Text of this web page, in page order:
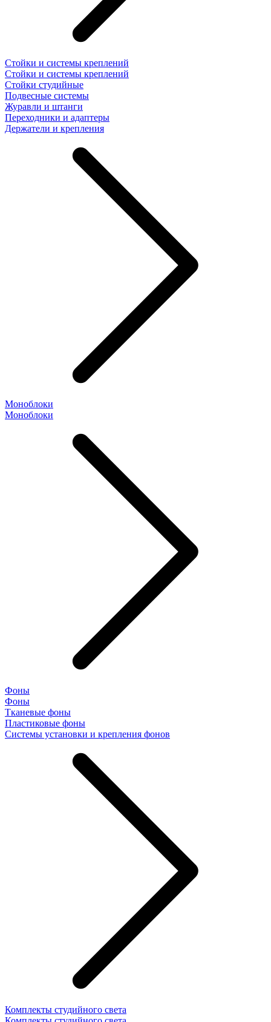
Стойки и системы креплений
Стойки и системы креплений
Стойки студийные
Подвесные системы
Журавли и штанги
Переходники и адаптеры
Держатели и крепления
Моноблоки
Моноблоки
Фоны
Фоны
Тканевые фоны
Пластиковые фоны
Системы установки и крепления фонов
Комплекты студийного света